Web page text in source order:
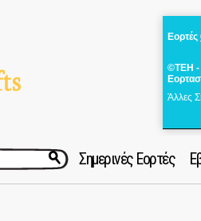
Εορτές
©ΤΕΗ -
Άλλες
Σημερινές Εορτές